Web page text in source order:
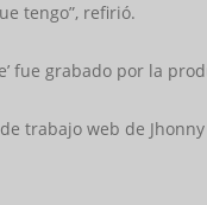
tengo”, refirió.
fue grabado por la
trabajo web de